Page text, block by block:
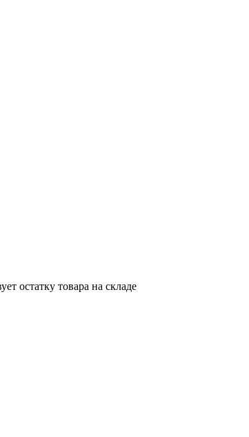
остатку товара на складе